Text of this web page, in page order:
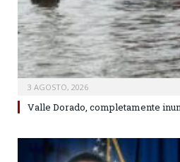
3 AGOSTO, 2026
Valle Dorado, completamente